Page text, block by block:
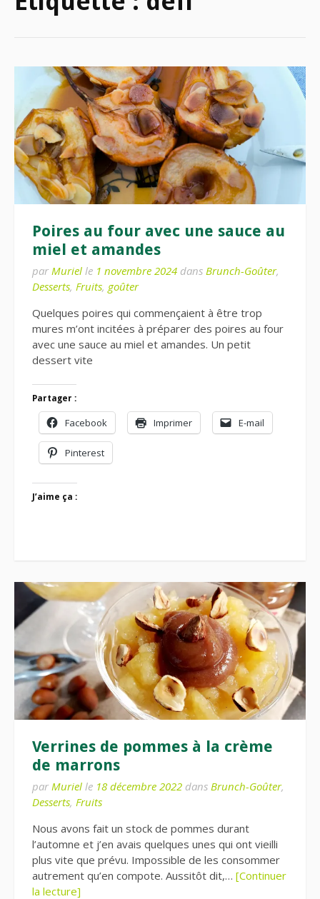
Poires au four avec une sauce au
miel et amandes
par Muriel le 1 novembre 2024 dans Brunch-Goûter,
Desserts, Fruits, goûter
Quelques poires qui commençaient à être trop
mures m’ont incitées à préparer des poires au four
avec une sauce au miel et amandes. Un petit
dessert vite
Partager :
Facebook Imprimer E-mail
Pinterest
J’aime ça :
Verrines de pommes à la crème
de marrons
par Muriel le 18 décembre 2022 dans Brunch-Goûter,
Desserts, Fruits
Nous avons fait un stock de pommes durant
l’automne et j’en avais quelques unes qui ont vieilli
plus vite que prévu. Impossible de les consommer
autrement qu’en compote. Aussitôt dit,… [Continuer
la lecture]